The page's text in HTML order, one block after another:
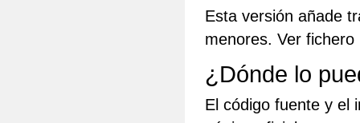
Esta versión añade
menores. Ver
¿Dónde lo
El código fuente y el